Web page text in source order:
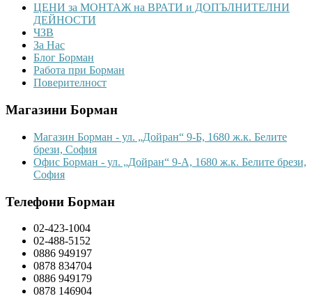
FooterЦЕНИ за МОНТАЖ на ВРАТИ и ДОПЪЛНИТЕЛНИ
ДЕЙНОСТИ
ЧЗВ
За Нас
Блог Борман
Работа при Борман
Поверителност
Магазини Борман
Магазин Борман - ул. „Дойран“ 9-Б, 1680 ж.к. Белите
брези, София
Офис Борман - ул. „Дойран“ 9-А, 1680 ж.к. Белите брези,
София
Телефони Борман
02-423-1004
02-488-5152
0886 949197
0878 834704
0886 949179
0878 146904